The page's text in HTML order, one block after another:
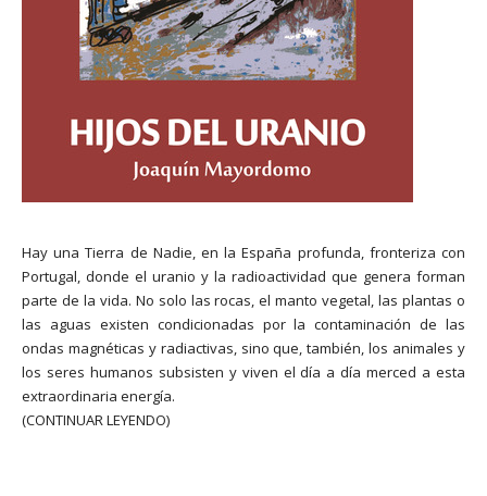
Hay una Tierra de Nadie, en la España profunda, fronteriza con
Portugal, donde el uranio y la radioactividad que genera forman
parte de la vida. No solo las rocas, el manto vegetal, las plantas o
las aguas existen condicionadas por la contaminación de las
ondas magnéticas y radiactivas, sino que, también, los animales y
los seres humanos subsisten y viven el día a día merced a esta
extraordinaria energía.
(CONTINUAR LEYENDO)